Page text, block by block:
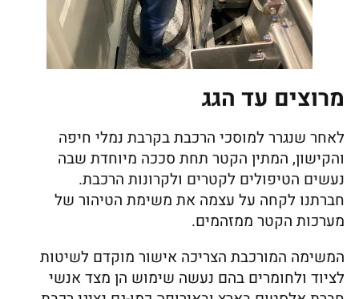
מרוצים עד הגג
לאחר שנגרר למוסכי הרכבת בקרבת נמלי חיפה
והקישון, המתין הקטר תחת סככה מיוחדת שבה
נעשים הטיפולים לקטרים ולקרונות הרכבת.
חברתנו לקחה על עצמה את משימת הטיהור של
מערכות הקטר ממזהמים.
המשימה המורכבת הצריכה אישור מוקדם לשיטות
לציוד ולחומרים בהם נעשה שימוש הן מצד אנשי